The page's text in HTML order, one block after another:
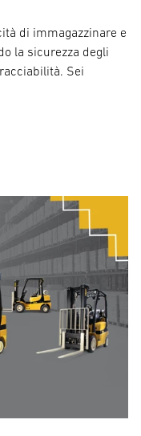
di immagazzinare e
la sicurezza degli
Sei